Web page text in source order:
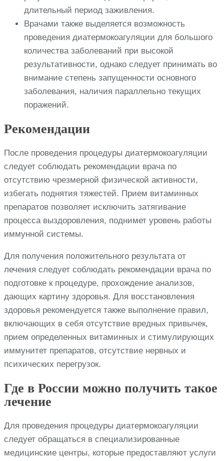
длительный период заживления.
Врачами также выделяется возможность
проведения диатермокоагуляции для большого
количества заболеваний при высокой
результативности, однако следует принимать во
внимание степень запущенности основного
заболевания, наличия параллельно текущих
поражений.
Рекомендации
После проведения процедуры диатермокоагуляции
следует соблюдать рекомендации врача по
отсутствию чрезмерной физической активности,
избегать поднятия тяжестей. Прием витаминных
препаратов позволяет исключить затягивание
процесса выздоровления, поднимет уровень работы
иммунной системы.
Для получения положительного результата от
лечения следует соблюдать рекомендации врача по
подготовке к процедуре, прохождение анализов,
дающих картину здоровья. Для восстановления
здоровья рекомендуется также выполнение правил,
включающих в себя отсутствие вредных привычек,
прием определенных витаминных и стимулирующих
иммунитет препаратов, отсутствие нервных и
психических перегрузок.
Где в России можно получить такое
лечение
Для проведения процедуры диатермокоагуляции
следует обращаться в специализированные
медицинские центры, которые предоставляют услуги